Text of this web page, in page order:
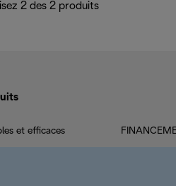
2 des 2 produits
et efficaces